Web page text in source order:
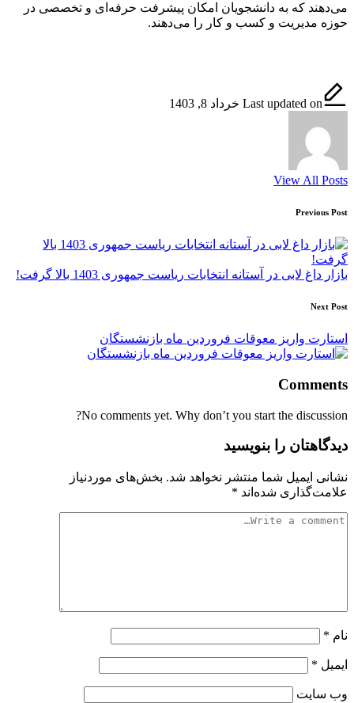
می‌دهند که به دانشجویان امکان پیشرفت حرفه‌ای و تخصصی در
حوزه مدیریت و کسب و کار را می‌دهند.
Last updated on خرداد 8, 1403
View All Posts
Post
navigation
Previous Post
بازار داغ لابی در آستانه انتخابات ریاست جمهوری 1403 بالا گرفت!
Next Post
استارت واریز معوقات فروردین ماه بازنشستگان
Comments
No comments yet. Why don’t you start the discussion?
دیدگاهتان را بنویسید
نشانی ایمیل شما منتشر نخواهد شد. بخش‌های موردنیاز
علامت‌گذاری شده‌اند *
نام *
ایمیل *
وب‌ سایت